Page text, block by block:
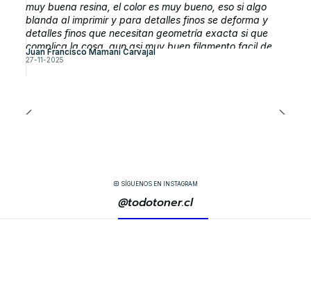
muy buena resina, el color es muy bueno, eso si algo
blanda al imprimir y para detalles finos se deforma y
detalles finos que necesitan geometría exacta si que
complica la cosa, aun asi muy buen filamento facil de
sacar y si cuesta sacar soporte basta con dejarla 3
Juan Francisco Mamani Carvajal
27-11-2025
SÍGUENOS EN INSTAGRAM
@todotoner.cl